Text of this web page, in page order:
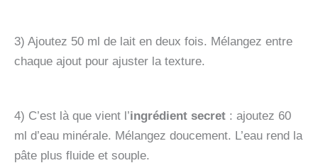
3) Ajoutez 50 ml de lait en deux fois. Mélangez entre
chaque ajout pour ajuster la texture.
4) C’est là que vient l’ingrédient secret : ajoutez 60
ml d’eau minérale. Mélangez doucement. L’eau rend la
pâte plus fluide et souple.